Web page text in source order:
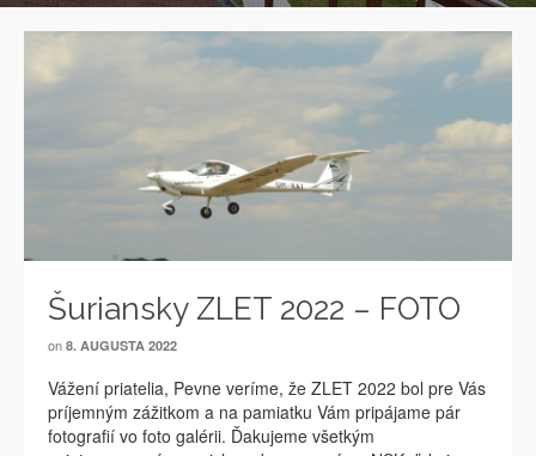
Šuriansky ZLET 2022 – FOTO
on 8. AUGUSTA 2022
Vážení priatelia, Pevne veríme, že ZLET 2022 bol pre Vás
príjemným zážitkom a na pamiatku Vám pripájame pár
fotografií vo foto galérii. Ďakujeme všetkým